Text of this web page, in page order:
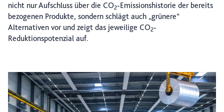
nicht nur Aufschluss über die CO2-Emissionshistorie der bereits
bezogenen Produkte, sondern schlägt auch „grünere“
Alternativen vor und zeigt das jeweilige CO2-
Reduktionspotenzial auf.